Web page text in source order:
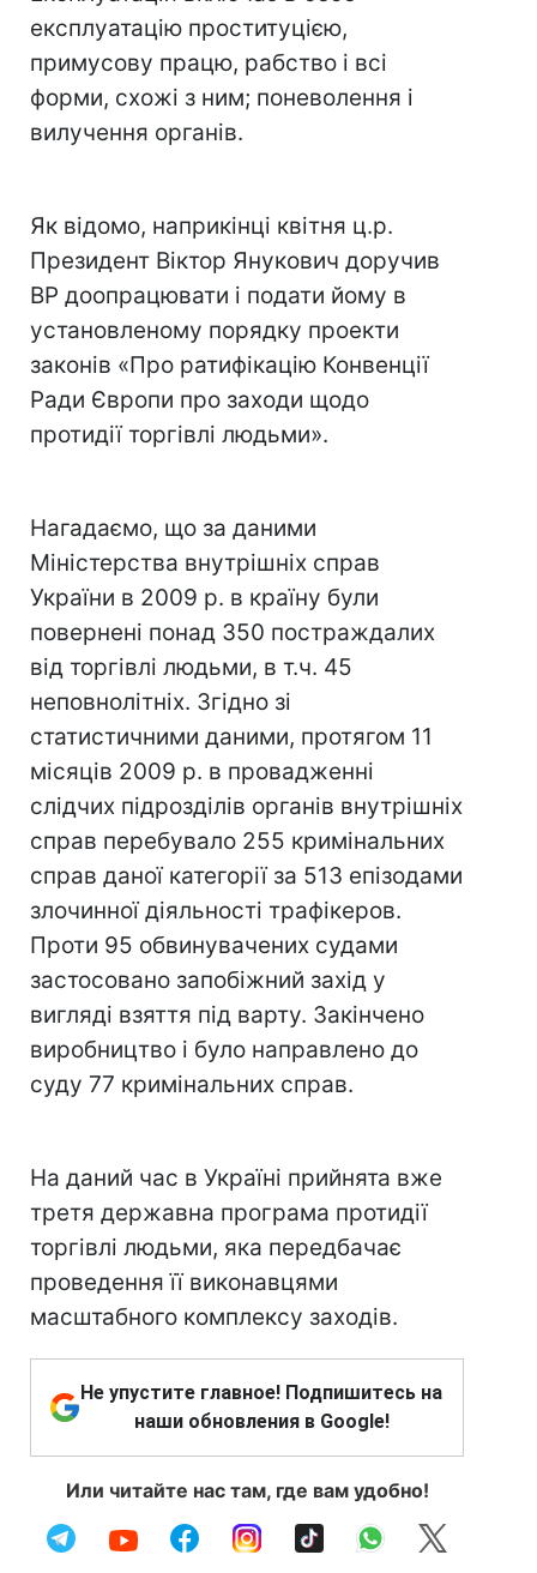
експлуатацію проституцією,
примусову працю, рабство і всі
форми, схожі з ним; поневолення і
вилучення органів.
Як відомо, наприкінці квітня ц.р.
Президент Віктор Янукович доручив
ВР доопрацювати і подати йому в
установленому порядку проекти
законів «Про ратифікацію Конвенції
Ради Європи про заходи щодо
протидії торгівлі людьми».
Нагадаємо, що за даними
Міністерства внутрішніх справ
України в 2009 р. в країну були
повернені понад 350 постраждалих
від торгівлі людьми, в т.ч. 45
неповнолітніх. Згідно зі
статистичними даними, протягом 11
місяців 2009 р. в провадженні
слідчих підрозділів органів внутрішніх
справ перебувало 255 кримінальних
справ даної категорії за 513 епізодами
злочинної діяльності трафікеров.
Проти 95 обвинувачених судами
застосовано запобіжний захід у
вигляді взяття під варту. Закінчено
виробництво і було направлено до
суду 77 кримінальних справ.
На даний час в Україні прийнята вже
третя державна програма протидії
торгівлі людьми, яка передбачає
проведення її виконавцями
масштабного комплексу заходів.
Не упустите главное! Подпишитесь на
наши обновления в Google!
Или читайте нас там, где вам удобно!